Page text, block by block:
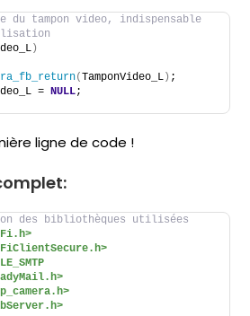
du tampon video, indispensable
)
(TamponVideo_L ) ;
=
NULL;
ligne de code !
des bibliothèques utilisées